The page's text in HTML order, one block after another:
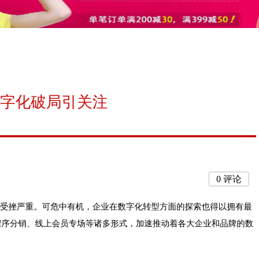
化破局引关注
0 评论
严重。可危中有机，企业在数字化转型方面的探索也得以拥有最
分销、线上会员专场等诸多形式，加速推动着各大企业和品牌的数